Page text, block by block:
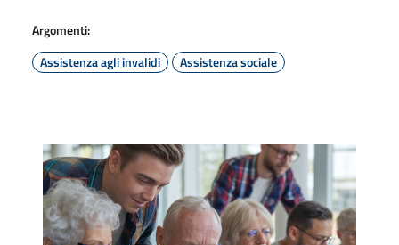
Argomenti:
Assistenza agli invalidi
Assistenza sociale